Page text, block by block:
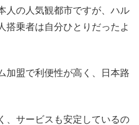
人の人気観都市ですが、ハル
搭乗者は自分ひとりだったよ
加盟で利便性が高く、日本路
、サービスも安定しているの